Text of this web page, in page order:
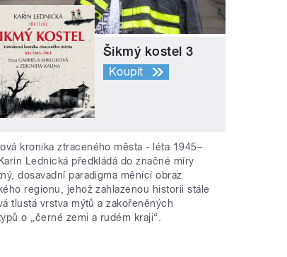
Šikmý kostel 3
Koupit
kronika ztraceného města - léta 1945–
Lednická předkládá do značné míry
dosavadní paradigma měnící obraz
regionu, jehož zahlazenou historii stále
tlustá vrstva mýtů a zakořeněných
o „černé zemi a rudém kraji“.